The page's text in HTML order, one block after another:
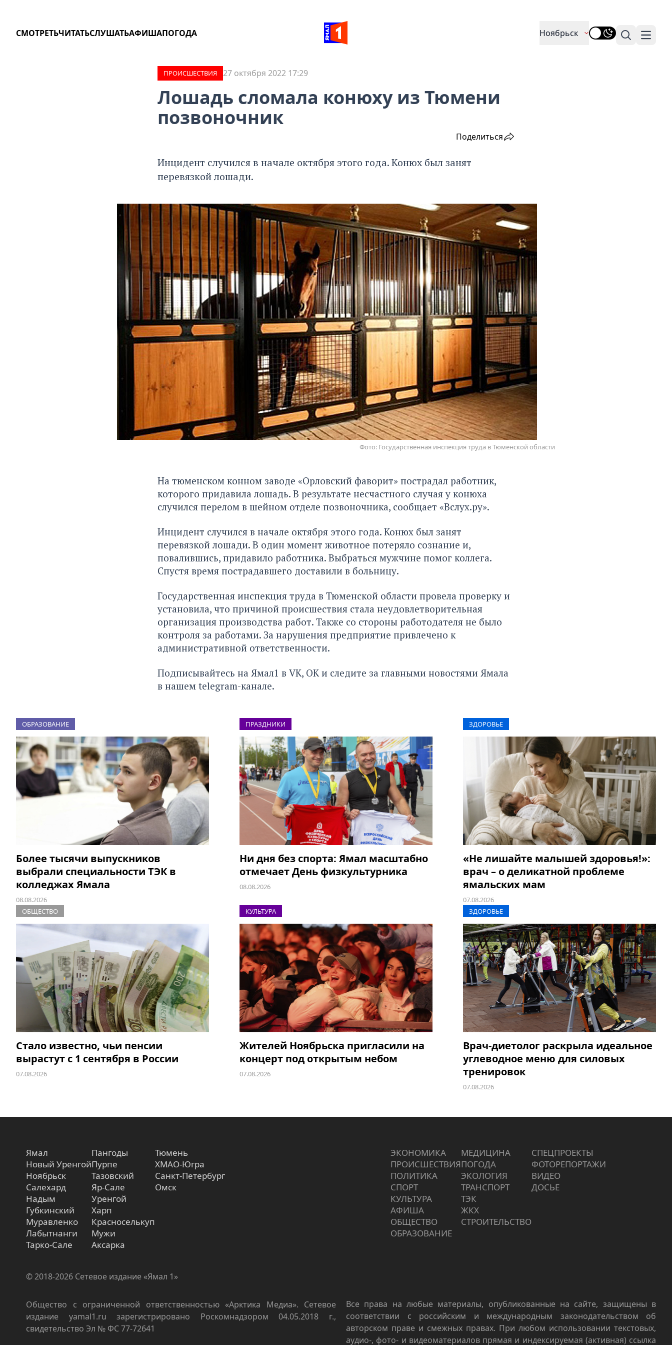
СМОТРЕТЬЧИТАТЬСЛУШАТЬАФИШАПОГОДА Ноябрьск
Поиск
ПРОИCШЕСТВИЯ 27 октября 2022 17:29
Лошадь сломала конюху из Тюмени
позвоночник
Поделиться
Инцидент случился в начале октября этого года. Конюх был занят
перевязкой лошади.
Фото: Государственная инспекция труда в Тюменской области
На тюменском конном заводе «Орловский фаворит» пострадал работник,
которого придавила лошадь. В результате несчастного случая у конюха
случился перелом в шейном отделе позвоночника, сообщает «Вслух.ру».
Инцидент случился в начале октября этого года. Конюх был занят
перевязкой лошади. В один момент животное потеряло сознание и,
повалившись, придавило работника. Выбраться мужчине помог коллега.
Спустя время пострадавшего доставили в больницу.
Государственная инспекция труда в Тюменской области провела проверку и
установила, что причиной происшествия стала неудовлетворительная
организация производства работ. Также со стороны работодателя не было
контроля за работами. За нарушения предприятие привлечено к
административной ответственности.
Подписывайтесь на Ямал1 в VK, ОКи следите за главными новостями Ямала
в нашем telegram-канале.
ОБРАЗОВАНИЕ
Более тысячи выпускников
выбрали специальности ТЭК в
колледжах Ямала
08.08.2026
ПРАЗДНИКИ
Ни дня без спорта: Ямал масштабно
отмечает День физкультурника
08.08.2026
ЗДОРОВЬЕ
«Не лишайте малышей здоровья!»:
врач – о деликатной проблеме
ямальских мам
07.08.2026
ОБЩЕСТВО
Стало известно, чьи пенсии
вырастут с 1 сентября в России
07.08.2026
КУЛЬТУРА
Жителей Ноябрьска пригласили на
концерт под открытым небом
07.08.2026
ЗДОРОВЬЕ
Врач-диетолог раскрыла идеальное
углеводное меню для силовых
тренировок
07.08.2026
Ямал
Новый Уренгой
Ноябрьск
Салехард
Надым
Губкинский
Муравленко
Лабытнанги
Тарко-Сале
Пангоды
Пурпе
Тазовский
Яр-Сале
Уренгой
Харп
Красноселькуп
Мужи
Аксарка
Тюмень
ХМАО-Югра
Санкт-Петербург
Омск
ЭКОНОМИКА
ПРОИCШЕСТВИЯ
ПОЛИТИКА
СПОРТ
КУЛЬТУРА
АФИША
ОБЩЕСТВО
ОБРАЗОВАНИЕ
МЕДИЦИНА
ПОГОДА
ЭКОЛОГИЯ
ТРАНСПОРТ
ТЭК
ЖКХ
СТРОИТЕЛЬСТВО
СПЕЦПРОЕКТЫ
ФОТОРЕПОРТАЖИ
ВИДЕО
ДОСЬЕ
© 2018-2026 Сетевое издание «Ямал 1»
Общество с ограниченной ответственностью «Арктика Медиа». Сетевое
издание yamal1.ru зарегистрировано Роскомнадзором 04.05.2018 г.,
свидетельство Эл № ФС 77-72641
Все права на любые материалы, опубликованные на сайте, защищены в
соответствии с российским и международным законодательством об
авторском праве и смежных правах. При любом использовании текстовых,
аудио-, фото- и видеоматериалов прямая и индексируемая (активная) ссылка